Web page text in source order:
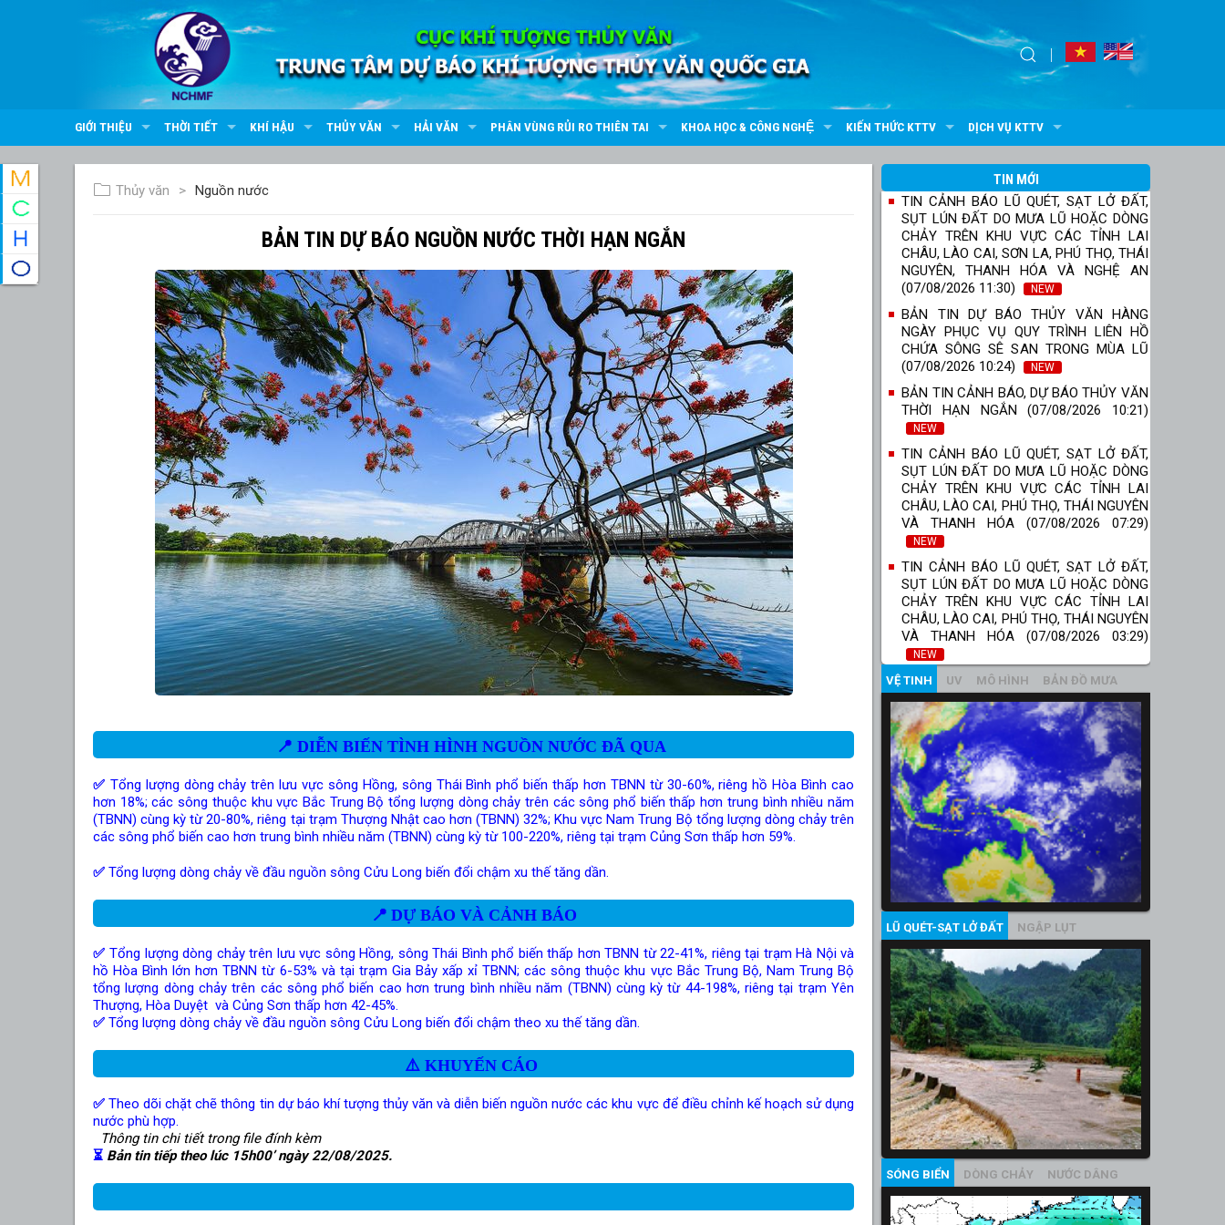
GIỚI THIỆU THỜI TIẾT KHÍ HẬU THỦY VĂN HẢI VĂN PHÂN VÙNG RỦI RO THIÊN TAI KHOA HỌC & CÔNG NGHỆ KIẾN THỨC KTTV DỊCH VỤ KTTV
Thủy văn Nguồn nước
BẢN TIN DỰ BÁO NGUỒN NƯỚC THỜI HẠN NGẮN
📍 DIỄN BIẾN TÌNH HÌNH NGUỒN NƯỚC ĐÃ QUA
✅ Tổng lượng dòng chảy trên lưu vực sông Hồng, sông Thái Bình phổ biến thấp hơn TBNN từ 30-60%, riêng hồ Hòa Bình cao
hơn 18%; các sông thuộc khu vực Bắc Trung Bộ tổng lượng dòng chảy trên các sông phổ biến thấp hơn trung bình nhiều năm
(TBNN) cùng kỳ từ 20-80%, riêng tại trạm Thượng Nhật cao hơn (TBNN) 32%; Khu vực Nam Trung Bộ tổng lượng dòng chảy trên
các sông phổ biến cao hơn trung bình nhiều năm (TBNN) cùng kỳ từ 100-220%, riêng tại trạm Củng Sơn thấp hơn 59%.
✅ Tổng lượng dòng chảy về đầu nguồn sông Cửu Long biến đổi chậm xu thế tăng dần.
📍 DỰ BÁO VÀ CẢNH BÁO
✅ Tổng lượng dòng chảy trên lưu vực sông Hồng, sông Thái Bình phổ biến thấp hơn TBNN từ 22-41%, riêng tại trạm Hà Nội và
hồ Hòa Bình lớn hơn TBNN từ 6-53% và tại trạm Gia Bảy xấp xỉ TBNN; các sông thuộc khu vực Bắc Trung Bộ, Nam Trung Bộ
tổng lượng dòng chảy trên các sông phổ biến cao hơn trung bình nhiều năm (TBNN) cùng kỳ từ 44-198%, riêng tại trạm Yên
Thượng, Hòa Duyệt và Củng Sơn thấp hơn 42-45%.
✅ Tổng lượng dòng chảy về đầu nguồn sông Cửu Long biến đổi chậm theo xu thế tăng dần.
⚠️ KHUYẾN CÁO
✅Theo dõi chặt chẽ thông tin dự báo khí tượng thủy văn và diễn biến nguồn nước các khu vực để điều chỉnh kế hoạch sử dụng
nước phù hợp.
Thông tin chi tiết trong file đính kèm
⏳ Bản tin tiếp theo lúc 15h00’ ngày 22/08/2025.
TIN MỚI
TIN CẢNH BÁO LŨ QUÉT, SẠT LỞ ĐẤT,
SỤT LÚN ĐẤT DO MƯA LŨ HOẶC DÒNG
CHẢY TRÊN KHU VỰC CÁC TỈNH LAI
CHÂU, LÀO CAI, SƠN LA, PHÚ THỌ, THÁI
NGUYÊN, THANH HÓA VÀ NGHỆ AN
(07/08/2026 11:30)
NEW
BẢN TIN DỰ BÁO THỦY VĂN HÀNG
NGÀY PHỤC VỤ QUY TRÌNH LIÊN HỒ
CHỨA SÔNG SÊ SAN TRONG MÙA LŨ
(07/08/2026 10:24)
NEW
BẢN TIN CẢNH BÁO, DỰ BÁO THỦY VĂN
THỜI HẠN NGẮN (07/08/2026 10:21)
NEW
TIN CẢNH BÁO LŨ QUÉT, SẠT LỞ ĐẤT,
SỤT LÚN ĐẤT DO MƯA LŨ HOẶC DÒNG
CHẢY TRÊN KHU VỰC CÁC TỈNH LAI
CHÂU, LÀO CAI, PHÚ THỌ, THÁI NGUYÊN
VÀ THANH HÓA (07/08/2026 07:29)
NEW
TIN CẢNH BÁO LŨ QUÉT, SẠT LỞ ĐẤT,
SỤT LÚN ĐẤT DO MƯA LŨ HOẶC DÒNG
CHẢY TRÊN KHU VỰC CÁC TỈNH LAI
CHÂU, LÀO CAI, PHÚ THỌ, THÁI NGUYÊN
VÀ THANH HÓA (07/08/2026 03:29)
NEW
VỆ TINH UV MÔ HÌNH BẢN ĐỒ MƯA
LŨ QUÉT-SẠT LỞ ĐẤT NGẬP LỤT
SÓNG BIỂN DÒNG CHẢY NƯỚC DÂNG